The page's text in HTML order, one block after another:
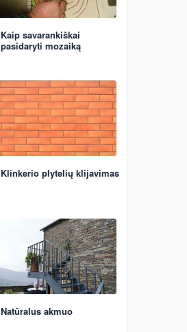
Kaip savarankiškai
pasidaryti mozaiką
Klinkerio plytelių klijavimas
Natūralus akmuo